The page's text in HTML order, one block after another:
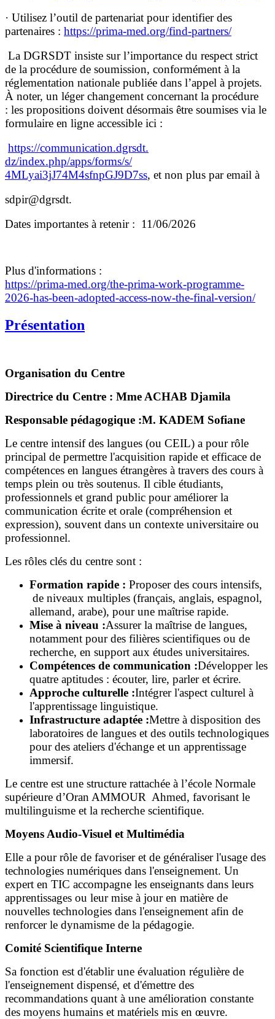
· Utilisez l’outil de partenariat pour identifier des
partenaires : https://prima-med.org/find-partners/
La DGRSDT insiste sur l’importance du respect strict
de la procédure de soumission, conformément à la
réglementation nationale publiée dans l’appel à projets.
À noter, un léger changement concernant la procédure
: les propositions doivent désormais être soumises via le
formulaire en ligne accessible ici :
https://communication.dgrsdt.
dz/index.php/apps/forms/s/
4MLyai3jJ74M4sfnpGJ9D7ss, et non plus par email à
sdpir@dgrsdt.
Dates importantes à retenir : 11/06/2026
Plus d'informations :
https://prima-med.org/the-prima-work-programme-
2026-has-been-adopted-access-now-the-final-version/
Présentation
Organisation du Centre
Directrice du Centre : Mme ACHAB Djamila
Responsable pédagogique :M. KADEM Sofiane
Le centre intensif des langues (ou CEIL) a pour rôle
principal de permettre l'acquisition rapide et efficace de
compétences en langues étrangères à travers des cours à
temps plein ou très soutenus. Il cible étudiants,
professionnels et grand public pour améliorer la
communication écrite et orale (compréhension et
expression), souvent dans un contexte universitaire ou
professionnel.
Les rôles clés du centre sont :
Formation rapide : Proposer des cours intensifs,
de niveaux multiples (français, anglais, espagnol,
allemand, arabe), pour une maîtrise rapide.
Mise à niveau :Assurer la maîtrise de langues,
notamment pour des filières scientifiques ou de
recherche, en support aux études universitaires.
Compétences de communication :Développer les
quatre aptitudes : écouter, lire, parler et écrire.
Approche culturelle :Intégrer l'aspect culturel à
l'apprentissage linguistique.
Infrastructure adaptée :Mettre à disposition des
laboratoires de langues et des outils technologiques
pour des ateliers d'échange et un apprentissage
immersif.
Le centre est une structure rattachée à l’école Normale
supérieure d’Oran AMMOUR Ahmed, favorisant le
multilinguisme et la recherche scientifique.
Moyens Audio-Visuel et Multimédia
Elle a pour rôle de favoriser et de généraliser l'usage des
technologies numériques dans l'enseignement. Un
expert en TIC accompagne les enseignants dans leurs
apprentissages ou leur mise à jour en matière de
nouvelles technologies dans l'enseignement afin de
renforcer le dynamisme de la pédagogie.
Comité Scientifique Interne
Sa fonction est d'établir une évaluation régulière de
l'enseignement dispensé, et d'émettre des
recommandations quant à une amélioration constante
des moyens humains et matériels mis en œuvre.